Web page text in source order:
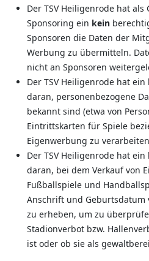
Der TSV Heiligenrode hat
Sponsoring ein kein
Sponsoren die Daten der
Werbung zu übermitteln.
nicht an Sponsoren
Der TSV Heiligenrode hat
daran, personenbezogene
bekannt sind (etwa von
Eintrittskarten für Spiele
Eigenwerbung zu
Der TSV Heiligenrode hat
daran, bei dem Verkauf von
Fußballspiele und
Anschrift und Geburtsdatum
zu erheben, um zu
Stadionverbot bzw.
ist oder ob sie als